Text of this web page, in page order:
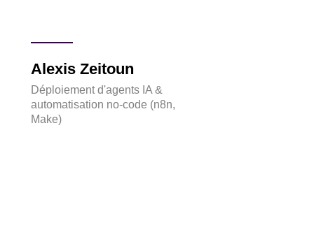
Alexis Zeitoun
Déploiement d'agents IA &
automatisation no-code (n8n,
Make)